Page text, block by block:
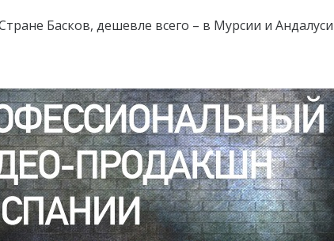
Басков, дешевле всего – в Мурсии и